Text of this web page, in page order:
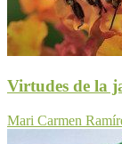
Virtudes de la
Mari Carmen